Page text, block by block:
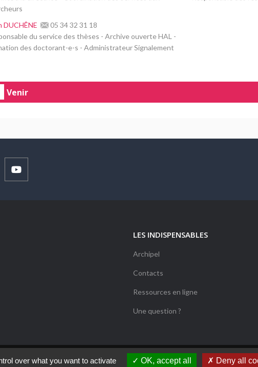
DUCHÊNE
05 34 32 31 18
du service des thèses - Archive ouverte HAL -
des doctorant-e-s - Administrateur Signalement
Venir
LES INDISPENSABLES
Archipel
Contacts
Ressources en ligne
Une question ?
over what you want to activate OK, accept all Deny all